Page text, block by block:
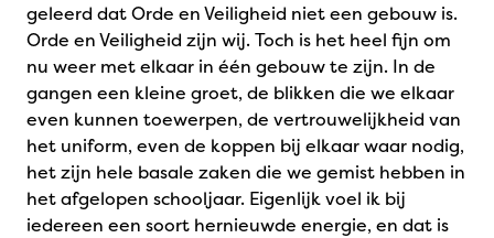
geleerd dat Orde en Veiligheid niet een gebouw is.
Orde en Veiligheid zijn wij. Toch is het heel fijn om
nu weer met elkaar in één gebouw te zijn. In de
gangen een kleine groet, de blikken die we elkaar
even kunnen toewerpen, de vertrouwelijkheid van
het uniform, even de koppen bij elkaar waar nodig,
het zijn hele basale zaken die we gemist hebben in
het afgelopen schooljaar. Eigenlijk voel ik bij
iedereen een soort hernieuwde energie, en dat is